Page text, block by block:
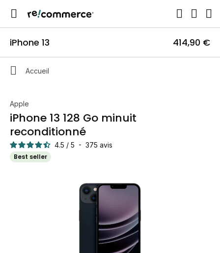
iPhone 13 414,90 €
Accueil
Apple
iPhone 13 128 Go minuit
reconditionné
4.5 / 5 - 375 avis
Best seller